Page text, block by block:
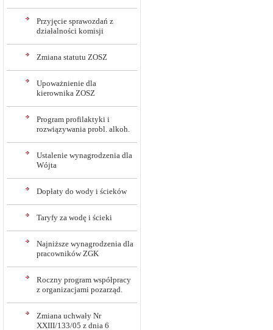
Przyjęcie sprawozdań z
działalności komisji
Zmiana statutu ZOSZ
Upoważnienie dla
kierownika ZOSZ
Program profilaktyki i
rozwiązywania probl. alkoh.
Ustalenie wynagrodzenia dla
Wójta
Dopłaty do wody i ścieków
Taryfy za wodę i ścieki
Najniższe wynagrodzenia dla
pracowników ZGK
Roczny program współpracy
z organizacjami pozarząd.
Zmiana uchwały Nr
XXIII/133/05 z dnia 6